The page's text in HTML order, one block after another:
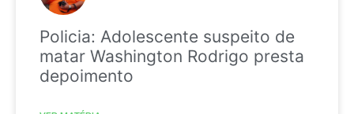
Policia: Adolescente suspeito de
matar Washington Rodrigo presta
depoimento